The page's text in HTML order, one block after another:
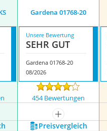
Gardena 01768-20
Unsere Bewertung
SEHR GUT
Gardena 01768-20
08/2026
454 Bewertungen
mehr anzeigen
Preis­vergleich